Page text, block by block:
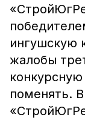
ингушскую
жалобы
поменять. В